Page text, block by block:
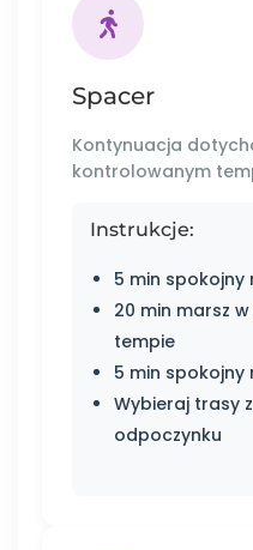
Spacer
Kontynuacja
kontrolowanym
Instrukcje:
5 min spokojny
20 min marsz
tempie
5 min spokojny
Wybieraj trasy
odpoczynku